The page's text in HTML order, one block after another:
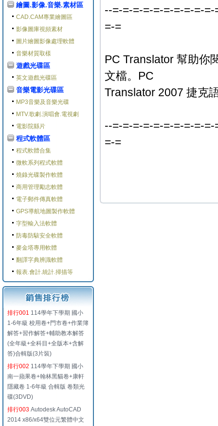
繪圖.影像.音樂.素材區
CAD.CAM專業繪圖區
影像圖庫視頻素材
圖片繪圖影像處理軟體
音樂材質取樣
遊戲光碟區
英文遊戲光碟區
音樂電影光碟區
MP3音樂及音樂光碟
MTV.歌劇.演唱會.電視劇
電影院縣片
程式軟體區
程式軟體合集
微軟系列程式軟體
燒錄光碟製作軟體
商用管理勵志軟體
電子郵件傳真軟體
GPS導航地圖製作軟體
字型輸入法軟體
防毒防駭安全軟體
麥金塔專用軟體
翻譯字典辨識軟體
報表.會計.統計.掃描等
排行001 114學年下學期 國小
1-6年級 校用卷+門市卷+作業簿
解答+習作解答+輔助教本解答
(全年級+全科目+全版本+含解
答)合輯版(3片裝)
排行002 114學年下學期 國小
南一蘋果卷+翰林黑貓卷+康軒
隱藏卷 1-6年級 合輯版 卷類光
碟(3DVD)
排行003 Autodesk AutoCAD
2014 x86/x64雙位元繁體中文
--=-=-=-=-=-=-=-=-=-
=-=
PC Translator 幫助你
文檔。PC
Translator 2007 捷克
--=-=-=-=-=-=-=-=-=-
=-=